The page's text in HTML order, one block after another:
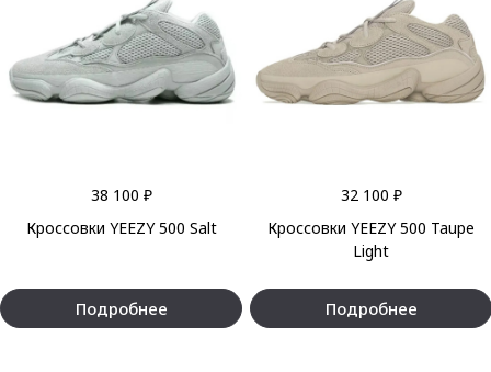
38 100 ₽
Кроссовки YEEZY 500 Salt
Подробнее
32 100 ₽
Кроссовки YEEZY 500 Taupe
Light
Подробнее